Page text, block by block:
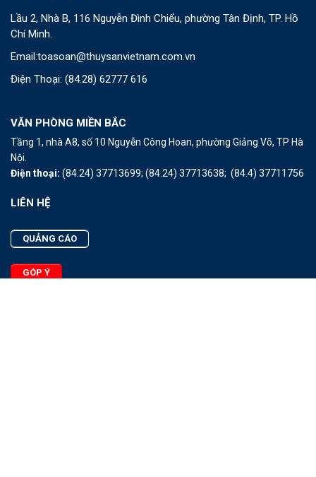
Lầu 2, Nhà B, 116 Nguyễn Đình Chiểu, phường Tân Định, TP. Hồ
Chí Minh.
Email:toasoan@thuysanvietnam.com.vn
Điện Thoại: (84.28) 62777 616
VĂN PHÒNG MIỀN BẮC
Tầng 1, nhà A8, số 10 Nguyễn Công Hoan, phường Giảng Võ, TP Hà
Nội.
Điện thoại: (84.24) 37713699; (84.24) 37713638; (84.4) 37711756
LIÊN HỆ
QUẢNG CÁO
GÓP Ý